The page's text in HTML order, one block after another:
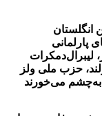
انگلستان
حزب ملی ولز
به‌چشم می‌خورند